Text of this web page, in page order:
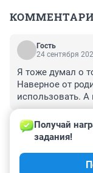
Гость
24 сентября
Я тоже думал о
Наверное от
использовать. А
Бийская?
Гость
Как можно
Получай
задания!